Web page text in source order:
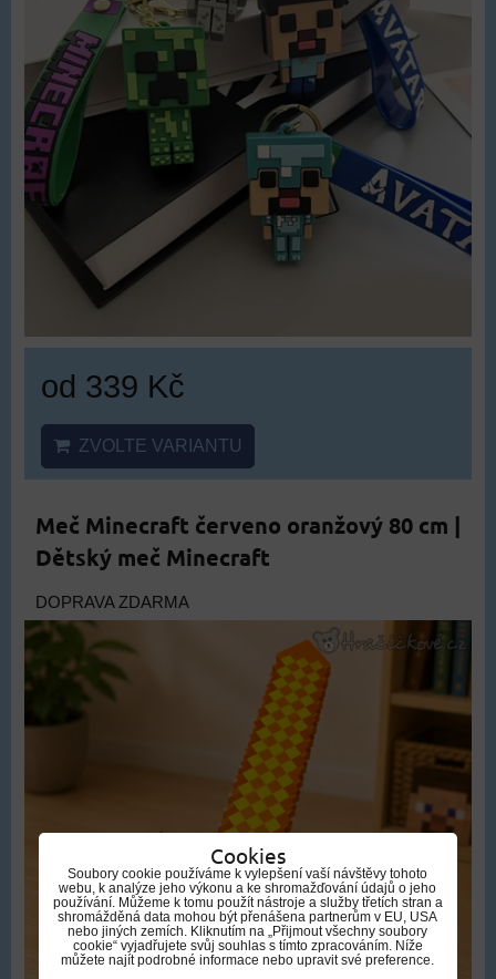
od 339 Kč
ZVOLTE VARIANTU
Meč Minecraft červeno oranžový 80 cm |
Dětský meč Minecraft
DOPRAVA ZDARMA
Cookies
Soubory cookie používáme k vylepšení vaší návštěvy tohoto
webu, k analýze jeho výkonu a ke shromažďování údajů o jeho
používání. Můžeme k tomu použít nástroje a služby třetích stran a
shromážděná data mohou být přenášena partnerům v EU, USA
nebo jiných zemích. Kliknutím na „Přijmout všechny soubory
cookie“ vyjadřujete svůj souhlas s tímto zpracováním. Níže
můžete najít podrobné informace nebo upravit své preference.